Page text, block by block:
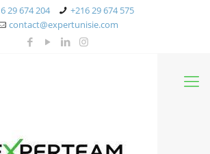
29 674 204
+216 29 674 575
contact@expertunisie.com